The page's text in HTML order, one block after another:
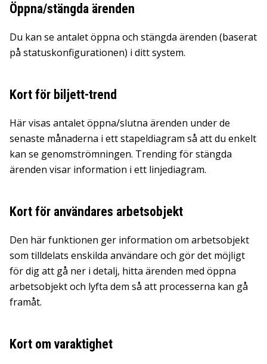
Öppna/stängda ärenden
Du kan se antalet öppna och stängda ärenden (baserat
på statuskonfigurationen) i ditt system.
Kort för biljett-trend
Här visas antalet öppna/slutna ärenden under de
senaste månaderna i ett stapeldiagram så att du enkelt
kan se genomströmningen. Trending för stängda
ärenden visar information i ett linjediagram.
Kort för användares arbetsobjekt
Den här funktionen ger information om arbetsobjekt
som tilldelats enskilda användare och gör det möjligt
för dig att gå ner i detalj, hitta ärenden med öppna
arbetsobjekt och lyfta dem så att processerna kan gå
framåt.
Kort om varaktighet